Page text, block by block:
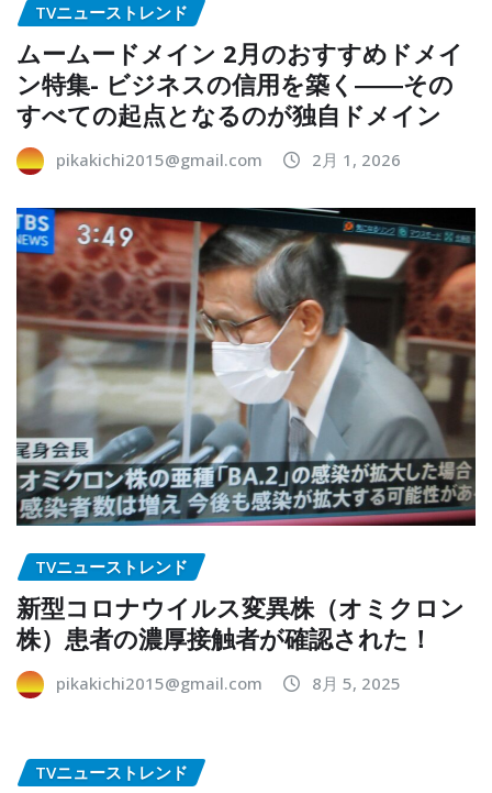
TVニューストレンド
ムームードメイン 2月のおすすめドメイ
ン特集- ビジネスの信用を築く――その
すべての起点となるのが独自ドメイン
pikakichi2015@gmail.com 2月 1, 2026
TVニューストレンド
新型コロナウイルス変異株（オミクロン
株）患者の濃厚接触者が確認された！
pikakichi2015@gmail.com 8月 5, 2025
TVニューストレンド